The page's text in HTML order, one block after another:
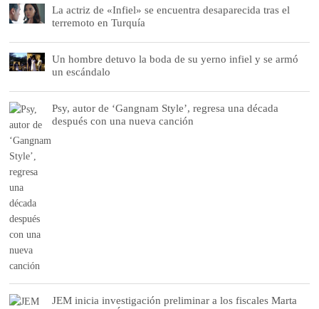
La actriz de «Infiel» se encuentra desaparecida tras el
terremoto en Turquía
Un hombre detuvo la boda de su yerno infiel y se armó
un escándalo
Psy, autor de ‘Gangnam Style’, regresa una década
después con una nueva canción
JEM inicia investigación preliminar a los fiscales Marta